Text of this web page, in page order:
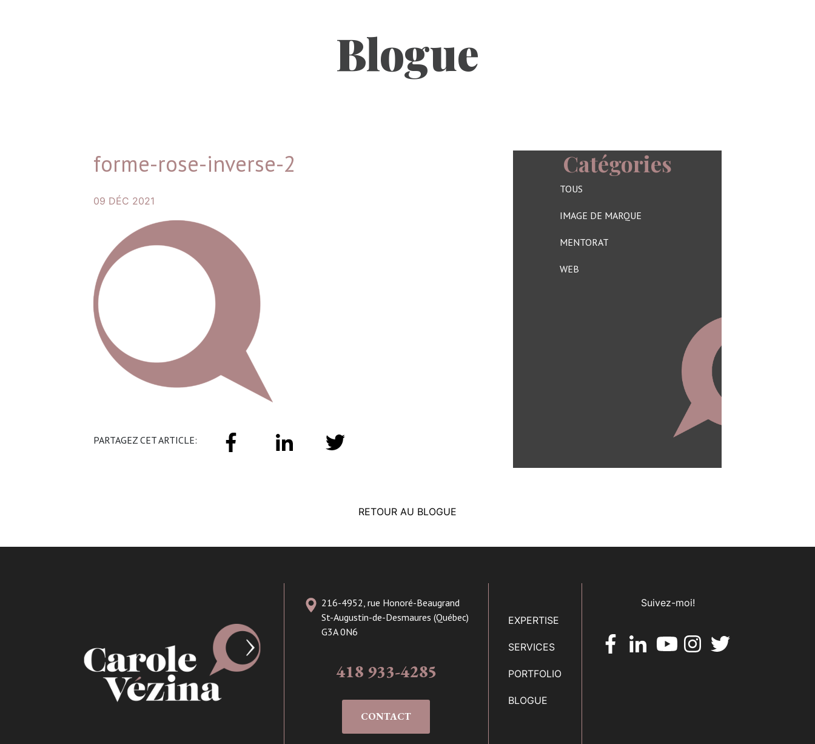
Blogue
forme-rose-inverse-2
09 DÉC 2021
PARTAGEZ CET ARTICLE:
Catégories
TOUS
IMAGE DE MARQUE
MENTORAT
WEB
RETOUR AU BLOGUE
216-4952, rue Honoré-Beaugrand
St-Augustin-de-Desmaures (Québec)
G3A 0N6
418 933-4285
CONTACT
EXPERTISE
SERVICES
PORTFOLIO
BLOGUE
Suivez-moi!